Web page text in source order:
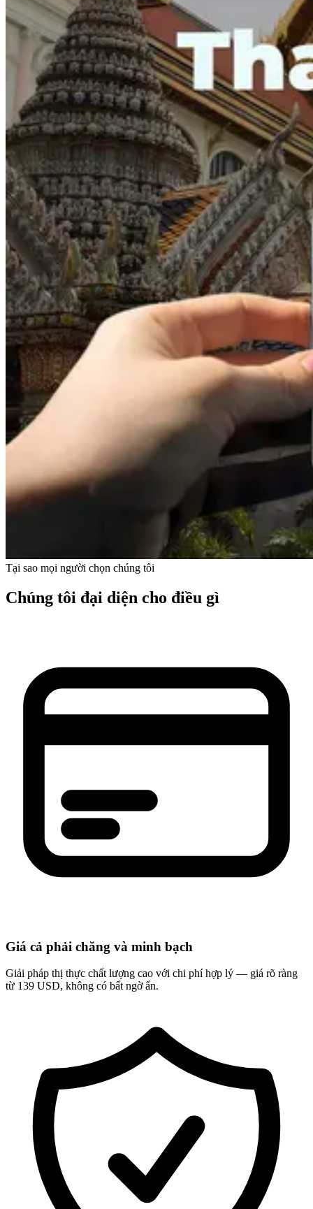
Tại sao mọi người chọn chúng tôi
Chúng tôi đại diện cho điều gì
Giá cả phải chăng và minh bạch
Giải pháp thị thực chất lượng cao với chi phí hợp lý — giá rõ ràng
từ 139 USD, không có bất ngờ ẩn.